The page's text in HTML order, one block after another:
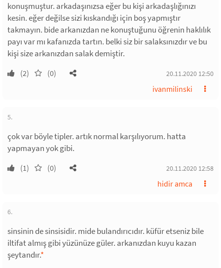
konuşmuştur. arkadaşınızsa eğer bu kişi arkadaşlığınızı
kesin. eğer değilse sizi kıskandığı için boş yapmıştır
takmayın. bide arkanızdan ne konuştuğunu öğrenin haklılık
payı var mı kafanızda tartın. belki siz bir salaksınızdır ve bu
kişi size arkanızdan salak demiştir.
(2) (0) 20.11.2020 12:50
ivanmilinski
5.
çok var böyle tipler. artık normal karşılıyorum. hatta
yapmayan yok gibi.
(1) (0) 20.11.2020 12:58
hidir amca
6.
sinsinin de sinsisidir. mide bulandırıcıdır. küfür etseniz bile
iltifat almış gibi yüzünüze güler. arkanızdan kuyu kazan
şeytandır.*